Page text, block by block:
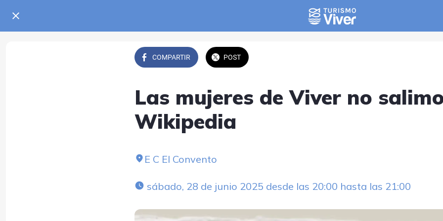
COMPARTIR POST
Las mujeres de Viver no
Wikipedia
E C El Convento
sábado, 28 de junio 2025 desde las 20:00 hasta las 21:00